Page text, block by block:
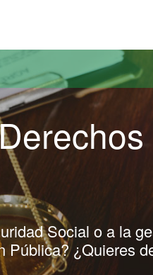
Social o a la
Pública? ¿Quieres